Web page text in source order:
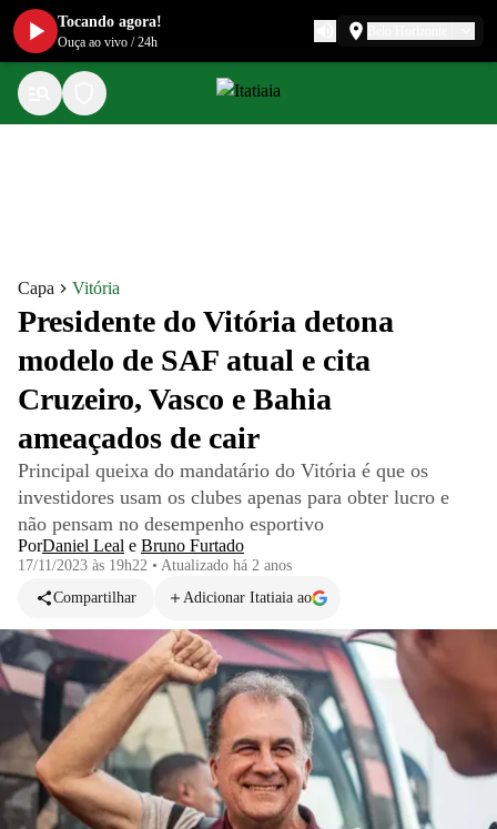
Capa Vitória
Presidente do Vitória detona
modelo de SAF atual e cita
Cruzeiro, Vasco e Bahia
ameaçados de cair
Principal queixa do mandatário do Vitória é que os
investidores usam os clubes apenas para obter lucro e
não pensam no desempenho esportivo
PorDaniel Leal e Bruno Furtado
17/11/2023 às 19h22 • Atualizado há 2 anos
Compartilhar
Adicionar Itatiaia ao
Tocando agora!
Ouça ao vivo /24h